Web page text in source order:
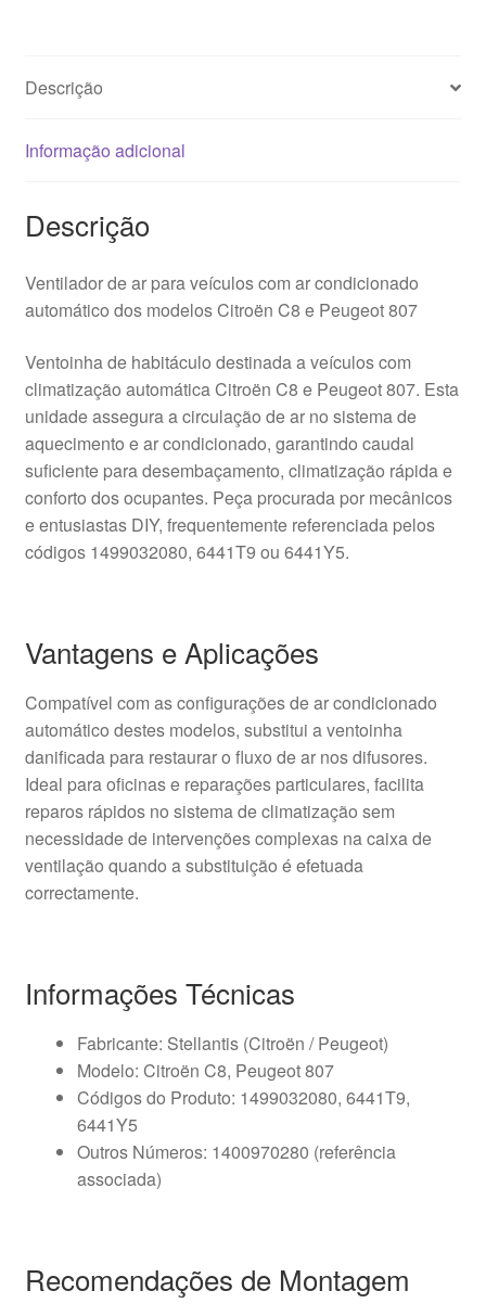
Descrição
Informação adicional
Descrição
Ventilador de ar para veículos com ar condicionado
automático dos modelos Citroën C8 e Peugeot 807
Ventoinha de habitáculo destinada a veículos com
climatização automática Citroën C8 e Peugeot 807. Esta
unidade assegura a circulação de ar no sistema de
aquecimento e ar condicionado, garantindo caudal
suficiente para desembaçamento, climatização rápida e
conforto dos ocupantes. Peça procurada por mecânicos
e entusiastas DIY, frequentemente referenciada pelos
códigos 1499032080, 6441T9 ou 6441Y5.
Vantagens e Aplicações
Compatível com as configurações de ar condicionado
automático destes modelos, substitui a ventoinha
danificada para restaurar o fluxo de ar nos difusores.
Ideal para oficinas e reparações particulares, facilita
reparos rápidos no sistema de climatização sem
necessidade de intervenções complexas na caixa de
ventilação quando a substituição é efetuada
correctamente.
Informações Técnicas
Fabricante: Stellantis (Citroën / Peugeot)
Modelo: Citroën C8, Peugeot 807
Códigos do Produto: 1499032080, 6441T9,
6441Y5
Outros Números: 1400970280 (referência
associada)
Recomendações de Montagem